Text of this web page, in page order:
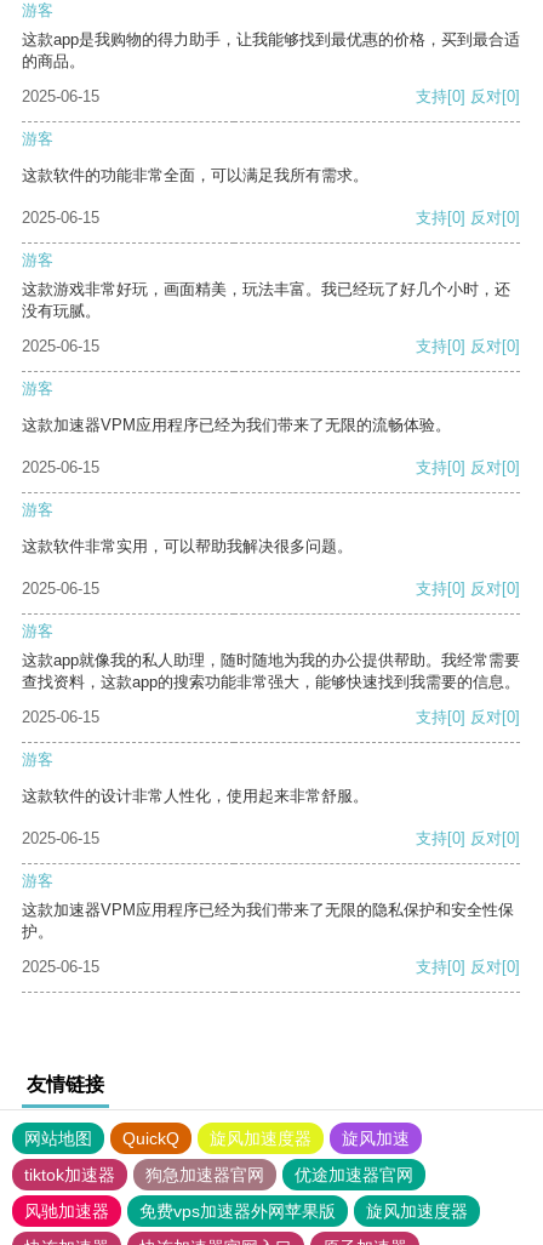
游客
这款app是我购物的得力助手，让我能够找到最优惠的价格，买到最合适
的商品。
2025-06-15
支持[0] 反对[0]
游客
这款软件的功能非常全面，可以满足我所有需求。
2025-06-15 支持[0] 反对[0]
游客
这款游戏非常好玩，画面精美，玩法丰富。我已经玩了好几个小时，还
没有玩腻。
2025-06-15
支持[0] 反对[0]
游客
这款加速器VPM应用程序已经为我们带来了无限的流畅体验。
2025-06-15 支持[0] 反对[0]
游客
这款软件非常实用，可以帮助我解决很多问题。
2025-06-15 支持[0] 反对[0]
游客
这款app就像我的私人助理，随时随地为我的办公提供帮助。我经常需要
查找资料，这款app的搜索功能非常强大，能够快速找到我需要的信息。
2025-06-15
支持[0] 反对[0]
游客
这款软件的设计非常人性化，使用起来非常舒服。
2025-06-15 支持[0] 反对[0]
游客
这款加速器VPM应用程序已经为我们带来了无限的隐私保护和安全性保
护。
2025-06-15
支持[0] 反对[0]
友情链接
网站地图 QuickQ 旋风加速度器
旋风加速
tiktok加速器
狗急加速器官网
优途加速器官网
风驰加速器
免费vps加速器外网苹果版
旋风加速度器